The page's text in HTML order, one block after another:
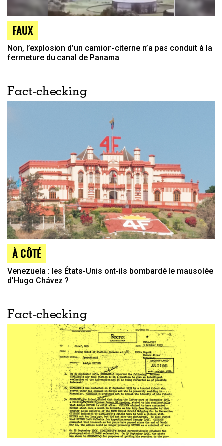
FAUX
Non, l’explosion d’un camion-citerne n’a pas conduit à la
fermeture du canal de Panama
Fact-checking
À CÔTÉ
Venezuela : les États-Unis ont-ils bombardé le mausolée
d’Hugo Chávez ?
Fact-checking